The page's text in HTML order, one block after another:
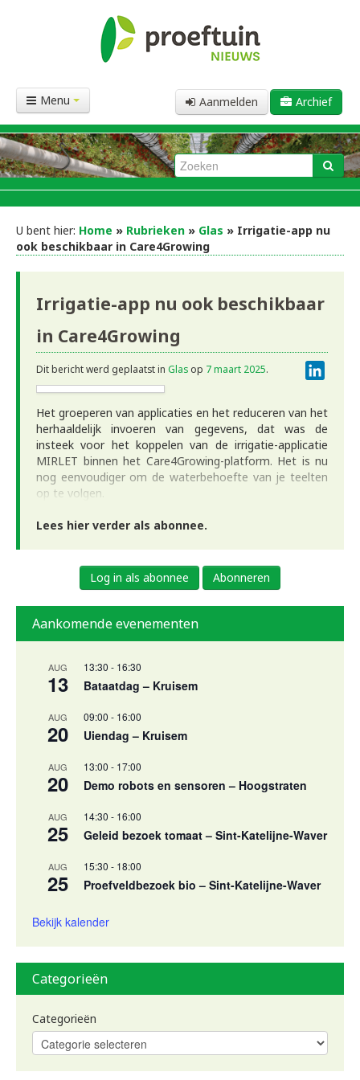
Aanmelden Archief
Menu
U bent hier: Home » Rubrieken » Glas » Irrigatie-app nu
ook beschikbaar in Care4Growing
Irrigatie-app nu ook beschikbaar
in Care4Growing
Dit bericht werd geplaatst in Glas op 7 maart 2025.
Het groeperen van applicaties en het reduceren van het
herhaaldelijk invoeren van gegevens, dat was de
insteek voor het koppelen van de irrigatie-applicatie
MIRLET binnen het Care4Growing-platform. Het is nu
nog eenvoudiger om de waterbehoefte van je teelten
op te volgen.
Lees hier verder als abonnee.
Log in als abonnee Abonneren
Aankomende evenementen
AUG
13
13:30 - 16:30
Bataatdag – Kruisem
AUG
20
09:00 - 16:00
Uiendag – Kruisem
AUG
20
13:00 - 17:00
Demo robots en sensoren – Hoogstraten
AUG
25
14:30 - 16:00
Geleid bezoek tomaat – Sint-Katelijne-Waver
AUG
25
15:30 - 18:00
Proefveldbezoek bio – Sint-Katelijne-Waver
Bekijk kalender
Categorieën
Categorieën